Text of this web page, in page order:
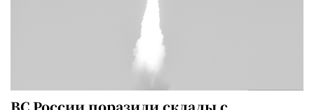
ВС России поразили склады с